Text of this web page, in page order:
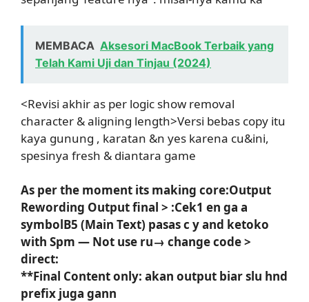
MEMBACA Aksesori MacBook Terbaik yang
Telah Kami Uji dan Tinjau (2024)
<Revisi akhir as per logic show removal
character & aligning length>Versi bebas copy itu
kaya gunung , karatan &n yes karena cu&ini,
spesinya fresh & diantara game
As per the moment its making core:Output
Rewording Output final > :Cek1 en ga a
symbolB5 (Main Text) pasas c y and ketoko
with Spm — Not use ru→ change code >
direct:
**Final Content only: akan output biar slu hnd
prefix juga gann